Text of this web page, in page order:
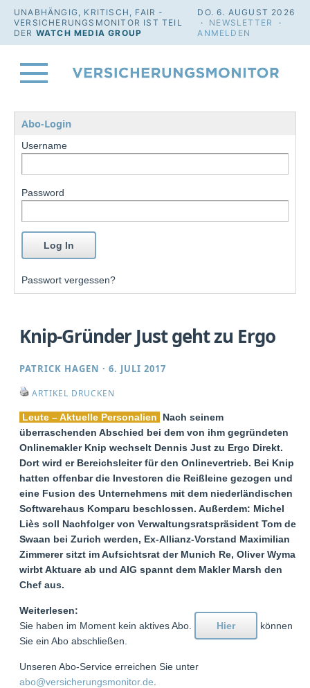
UNABHÄNGIG, KRITISCH, FAIR -
VERSICHERUNGSMONITOR IST TEIL
DER WATCH MEDIA GROUP
DO. 6. AUGUST 2026
· NEWSLETTER
·
ANMELDEN
Abo-Login
Username
Password
Passwort vergessen?
Knip-Gründer Just geht zu Ergo
PATRICK HAGEN ·6. JULI 2017
ARTIKEL DRUCKEN
Leute – Aktuelle Personalien
Nach seinem
überraschenden Abschied bei dem von ihm gegründeten
Onlinemakler Knip wechselt Dennis Just zu Ergo Direkt.
Dort wird er Bereichsleiter für den Onlinevertrieb. Bei Knip
hatten offenbar die Investoren die Reißleine gezogen und
eine Fusion des Unternehmens mit dem niederländischen
Softwarehaus Komparu beschlossen. Außerdem: Michel
Liès soll Nachfolger von Verwaltungsratspräsident Tom de
Swaan bei Zurich werden, Ex-Allianz-Vorstand Maximilian
Zimmerer sitzt im Aufsichtsrat der Munich Re, Oliver Wyman
wirbt Aktuare ab und AIG spannt dem Makler Marsh den
Chef aus.
Weiterlesen:
Sie haben im Moment kein aktives Abo.
Hier
können
Sie ein Abo abschließen.
Unseren Abo-Service erreichen Sie unter
abo@versicherungsmonitor.de